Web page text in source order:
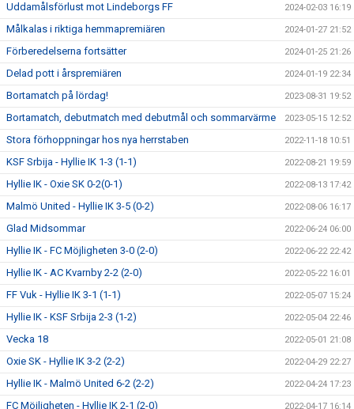
Uddamålsförlust mot Lindeborgs FF 2024-02-03 16:19
Målkalas i riktiga hemmapremiären 2024-01-27 21:52
Förberedelserna fortsätter 2024-01-25 21:26
Delad pott i årspremiären 2024-01-19 22:34
Bortamatch på lördag! 2023-08-31 19:52
Bortamatch, debutmatch med debutmål och sommarvärme 2023-05-15 12:52
Stora förhoppningar hos nya herrstaben 2022-11-18 10:51
KSF Srbija - Hyllie IK 1-3 (1-1) 2022-08-21 19:59
Hyllie IK - Oxie SK 0-2(0-1) 2022-08-13 17:42
Malmö United - Hyllie IK 3-5 (0-2) 2022-08-06 16:17
Glad Midsommar 2022-06-24 06:00
Hyllie IK - FC Möjligheten 3-0 (2-0) 2022-06-22 22:42
Hyllie IK - AC Kvarnby 2-2 (2-0) 2022-05-22 16:01
FF Vuk - Hyllie IK 3-1 (1-1) 2022-05-07 15:24
Hyllie IK - KSF Srbija 2-3 (1-2) 2022-05-04 22:46
Vecka 18 2022-05-01 21:08
Oxie SK - Hyllie IK 3-2 (2-2) 2022-04-29 22:27
Hyllie IK - Malmö United 6-2 (2-2) 2022-04-24 17:23
FC Möjligheten - Hyllie IK 2-1 (2-0) 2022-04-17 16:14